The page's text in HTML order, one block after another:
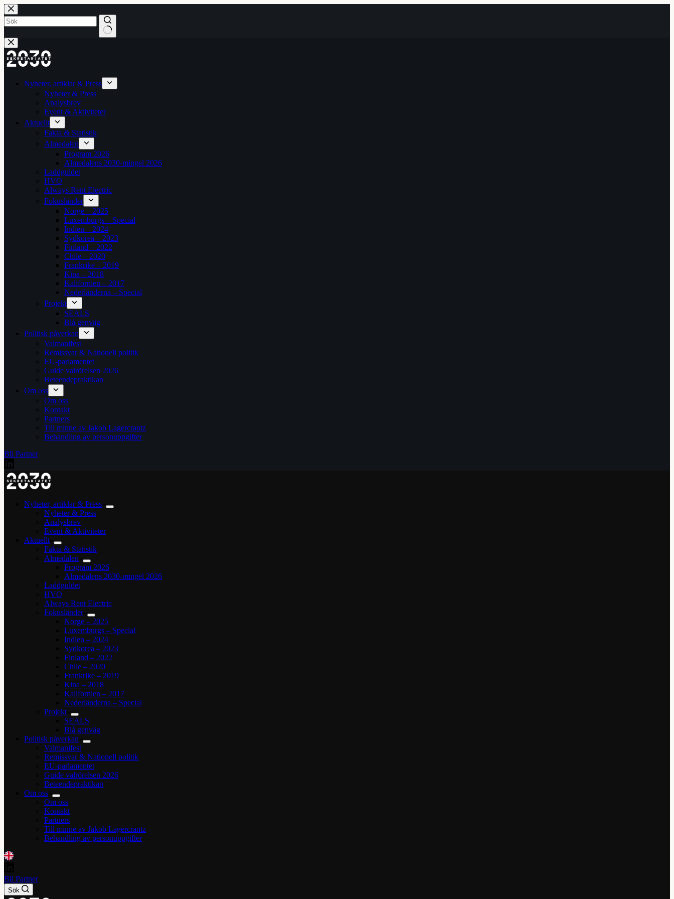
Hoppa
till
innehåll
Inga
resultat
Nyheter, artiklar & Press
Nyheter & Press
Analysbrev
Event & Aktiviteter
Aktuellt
Fakta & Statistik
Almedalen
Program 2026
Almedalens 2030-mingel 2026
Laddguldet
HVO
Always Rent Electric
Fokusländer
Norge – 2025
Luxemburgs – Special
Indien – 2024
Sydkorea – 2023
Finland – 2022
Chile – 2020
Frankrike – 2019
Kina – 2018
Kalifornien – 2017
Nederländerna – Special
Projekt
SEALS
Blå genväg
Politisk påverkan
Valmanifest
Remissvar & Nationell politik
EU-parlamentet
Guide valrörelsen 2026
Beteendepraktikan
Om oss
Om oss
Kontakt
Partners
Till minne av Jakob Lagercrantz
Behandling av personuppgifter
Bli Partner
Nyheter, artiklar & Press
Nyheter & Press
Analysbrev
Event & Aktiviteter
Aktuellt
Fakta & Statistik
Almedalen
Program 2026
Almedalens 2030-mingel 2026
Laddguldet
HVO
Always Rent Electric
Fokusländer
Norge – 2025
Luxemburgs – Special
Indien – 2024
Sydkorea – 2023
Finland – 2022
Chile – 2020
Frankrike – 2019
Kina – 2018
Kalifornien – 2017
Nederländerna – Special
Projekt
SEALS
Blå genväg
Politisk påverkan
Valmanifest
Remissvar & Nationell politik
EU-parlamentet
Guide valrörelsen 2026
Beteendepraktikan
Om oss
Om oss
Kontakt
Partners
Till minne av Jakob Lagercrantz
Behandling av personuppgifter
Bli Partner
Sök